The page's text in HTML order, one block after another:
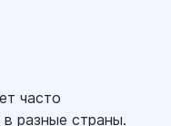
часто
разные страны.